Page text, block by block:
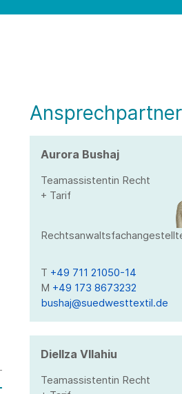
Aurora Bushaj
Teamassistentin Recht
+ Tarif
T +49 711 21050-14
M +49 173 8673232
bushaj@suedwesttextil.de
Diellza Vllahiu
Teamassistentin Recht